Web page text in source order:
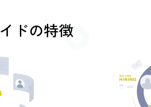
ドの特徴